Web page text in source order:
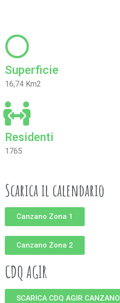
Superficie
16,74 Km2
Residenti
1765
Scarica il calendario
Canzano Zona 1
Canzano Zona 2
CDQ AGIR
SCARICA CDQ AGIR CANZANO